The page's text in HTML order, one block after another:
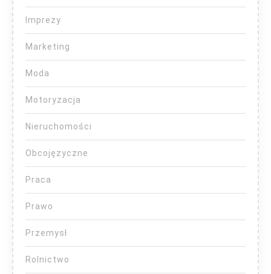
Imprezy
Marketing
Moda
Motoryzacja
Nieruchomości
Obcojęzyczne
Praca
Prawo
Przemysł
Rolnictwo